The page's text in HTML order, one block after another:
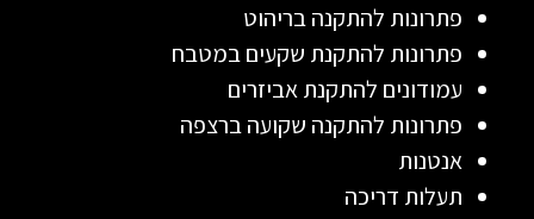
פתרונות להתקנה בריהוט
פתרונות להתקנת שקעים במטבח
עמודונים להתקנת אביזרים
פתרונות להתקנה שקועה ברצפה
אנטנות
תעלות דריכה